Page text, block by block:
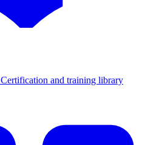
Certification and training library